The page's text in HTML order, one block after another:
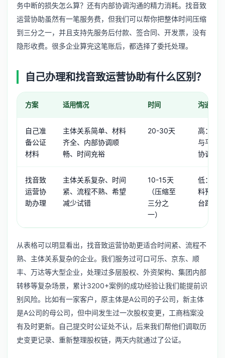
务中断的损失怎么算？还有内部协调沟通的精力消耗。找音致
运营协助虽然有一笔服务费，但我们可以帮你把整体时间压缩
到三分之一，并且支持先服务后付款、签合同、开发票，没有
隐形收费。很多企业算完这笔账后，都选择了委托处理。
自己办理和找音致运营协助有什么区别？
方案 适用情况 时间 沟通成本
自己准
备公证
材料
主体关系简单、材料
齐全、内部协调顺
畅、时间充裕
20-30天
高：需
与平台
协调盖
找音致
运营协
助办理
主体关系复杂、时间
紧、流程不熟、希望
减少试错
10-15天
（压缩至
三分之
一）
低：全
料预审
台跟进
从表格可以明显看出，找音致运营协助更适合时间紧、流程不
熟、主体关系复杂的企业。我们服务过可口可乐、京东、顺
丰、万达等大型企业，处理过多层股权、外资架构、集团内部
转移等复杂场景，累计3200+案例的成功经验让我们能提前识
别风险。比如有一家客户，原主体是A公司的子公司，新主体
是A公司的母公司，但中间发生过一次股权变更，工商档案没
有及时更新。自己提交时公证处不认，后来我们帮他们调取历
史变更记录、重新整理股权链，两天内就通过了公证。